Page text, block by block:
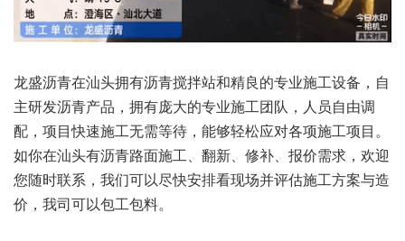
龙盛沥青在汕头拥有沥青搅拌站和精良的专业施工设备，自
主研发沥青产品，拥有庞大的专业施工团队，人员自由调
配，项目快速施工无需等待，能够轻松应对各项施工项目。
如你在汕头有沥青路面施工、翻新、修补、报价需求，欢迎
您随时联系，我们可以尽快安排看现场并评估施工方案与造
价，我司可以包工包料。